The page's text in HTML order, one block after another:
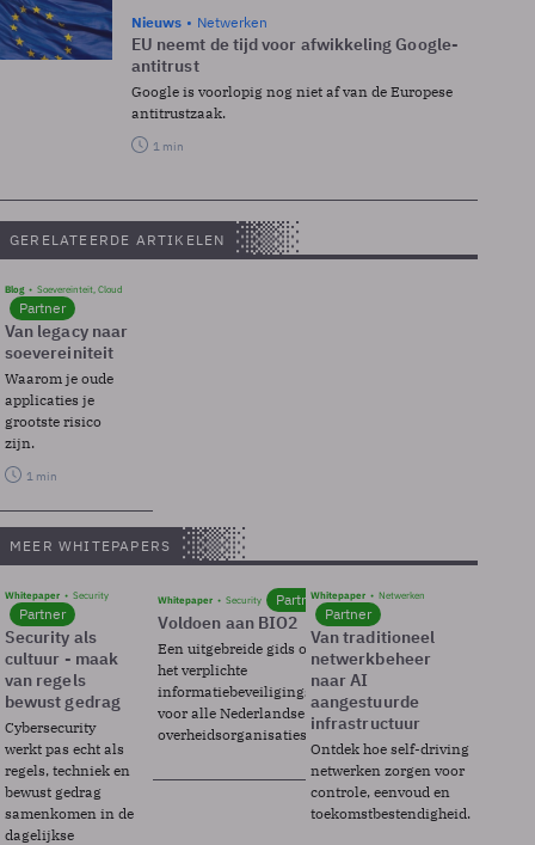
Nieuws Netwerken
EU neemt de tijd voor afwikkeling Google-
antitrust
Google is voorlopig nog niet af van de Europese
antitrustzaak.
1 min
GERELATEERDE ARTIKELEN
Blog Soevereinteit, Cloud
Partner
Van legacy naar
soevereiniteit
Waarom je oude
applicaties je
grootste risico
zijn.
1 min
MEER WHITEPAPERS
Whitepaper Security
Partner
Security als
cultuur - maak
van regels
bewust gedrag
Cybersecurity
werkt pas echt als
regels, techniek en
bewust gedrag
samenkomen in de
dagelijkse
Whitepaper Security Partner
Voldoen aan BIO2
Een uitgebreide gids over BIO2,
het verplichte
informatiebeveiligingsframework
voor alle Nederlandse
overheidsorganisaties.
Whitepaper Netwerken
Partner
Van traditioneel
netwerkbeheer
naar AI
aangestuurde
infrastructuur
Ontdek hoe self-driving
netwerken zorgen voor
controle, eenvoud en
toekomstbestendigheid.